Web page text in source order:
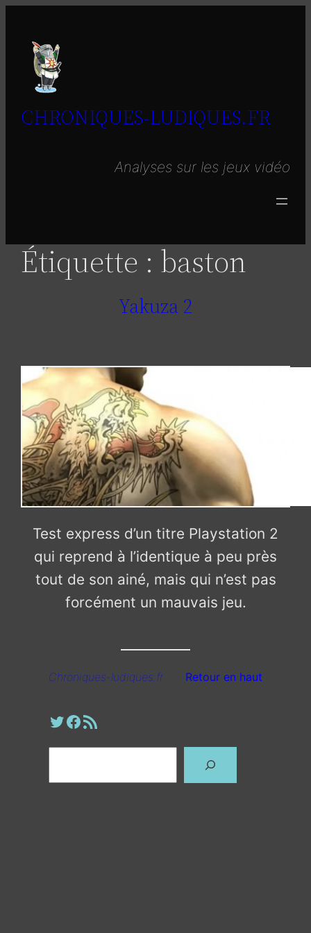
contenu
CHRONIQUES-LUDIQUES.FR
Analyses sur les jeux vidéo
Étiquette : baston
Yakuza 2
Test express d’un titre Playstation 2
qui reprend à l’identique à peu près
tout de son ainé, mais qui n’est pas
forcément un mauvais jeu.
Chroniques-ludiques.fr Retour en haut
Profil Twitter
Page Facebook
Fil RSS